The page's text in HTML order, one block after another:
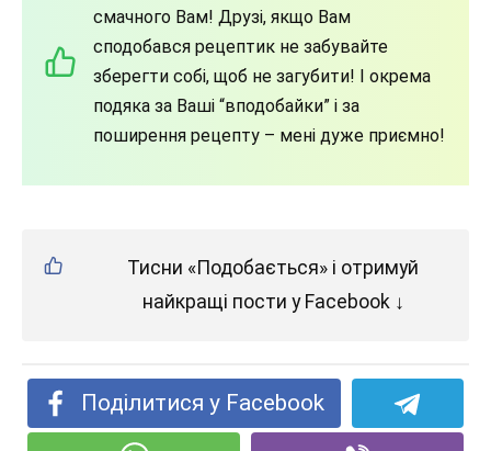
смачного Вам! Друзі, якщо Вам
сподобався рецептик не забувайте
зберегти собі, щоб не загубити! І окрема
подяка за Ваші “вподобайки” і за
поширення рецепту – мені дуже приємно!
Тисни «Подобається» і отримуй
найкращі пости у Facebook ↓
Поділитися у Facebook